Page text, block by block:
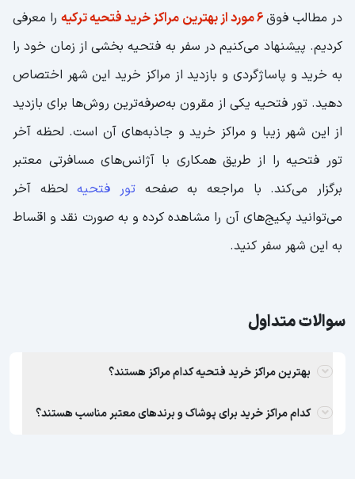
در مطالب فوق
را معرفی
کردیم. پیشنهاد می‌کنیم در سفر به فتحیه بخشی از زمان خود را
به خرید و پاساژگردی و بازدید از مراکز خرید این شهر اختصاص
دهید. تور فتحیه یکی از مقرون به‌صرفه‌ترین روش‌ها برای بازدید
از این شهر زیبا و مراکز خرید و جاذبه‌‌های آن است. لحظه آخر
تور فتحیه را از طریق همکاری با آژانس‌‌های مسافرتی معتبر
برگزار می‌کند. با مراجعه به صفحه تور فتحیهلحظه آخر
می‌توانید پکیج‌‌های آن را مشاهده کرده و به صورت نقد و اقساط
به این شهر سفر کنید.
سوالات متداول
بهترین مراکز خرید فتحیه کدام مراکز هستند؟
کدام مراکز خرید برای پوشاک و برندهای معتبر مناسب هستند؟